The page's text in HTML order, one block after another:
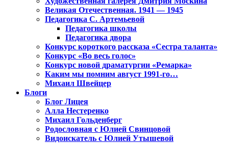
Великая Отечественная. 1941 — 1945
Педагогика С. Артемьевой
Педагогика школы
Педагогика двора
Конкурс короткого рассказа «Сестра таланта»
Конкурс «Во весь голос»
Конкурс новой драматургии «Ремарка»
Каким мы помним август 1991-го…
Михаил Швейцер
Блоги
Блог Лицея
Алла Нестеренко
Михаил Гольденберг
Родословная с Юлией Свинцовой
Видоискатель с Юлией Утышевой